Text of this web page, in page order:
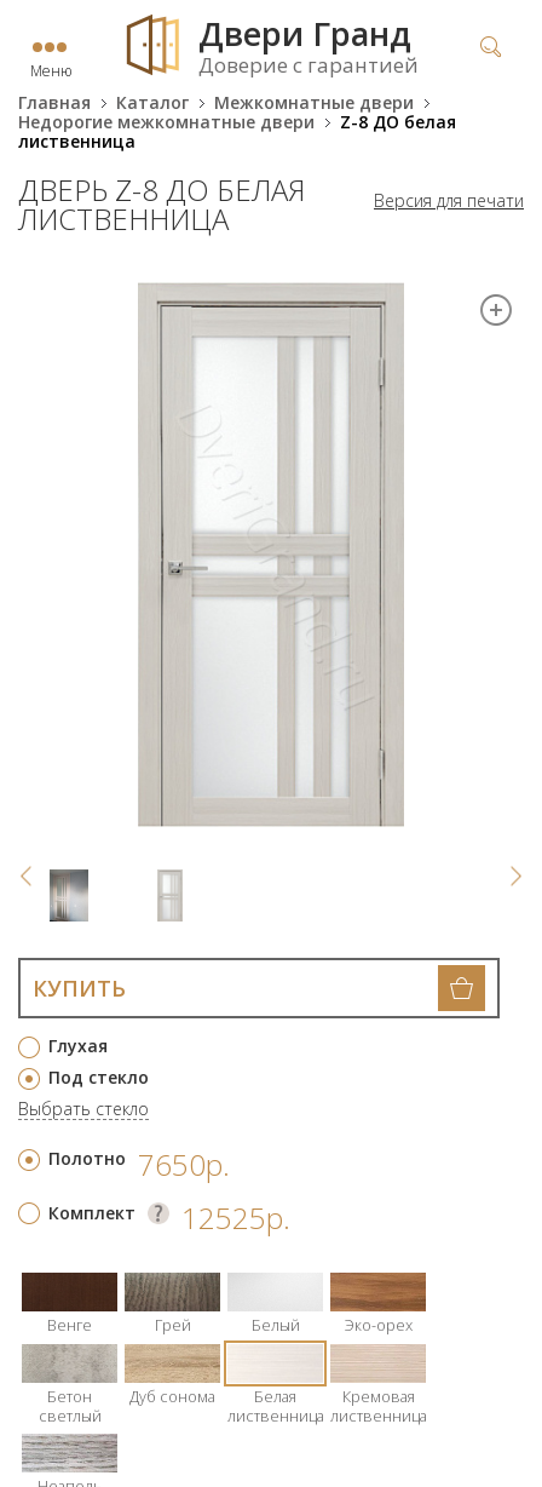
Меню
Двери Гранд
Доверие с гарантией
Главная Каталог
Межкомнатные двери
Недорогие межкомнатные двери
Z-8 ДО белая
лиственница
Версия для печати
ДВЕРЬ Z-8 ДО БЕЛАЯ
ЛИСТВЕННИЦА
Глухая
Под стекло
Выбрать стекло
КУПИТЬ
Полотно 7650р.
Комплект 12525р.
Венге Грей Белый Эко-орех
Бетон
светлый
Дуб сонома
Белая
лиственница
Кремовая
лиственница